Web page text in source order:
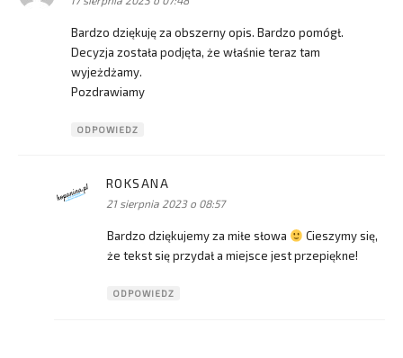
Bardzo dziękuję za obszerny opis. Bardzo pomógł.
Decyzja została podjęta, że właśnie teraz tam
wyjeżdżamy.
Pozdrawiamy
ODPOWIEDZ
ROKSANA
21 sierpnia 2023 o 08:57
Bardzo dziękujemy za miłe słowa
Cieszymy się,
że tekst się przydał a miejsce jest przepiękne!
ODPOWIEDZ